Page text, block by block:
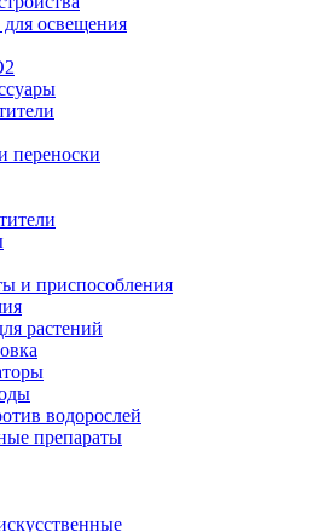
освещения
переноски
и приспособления
растений
водорослей
препараты